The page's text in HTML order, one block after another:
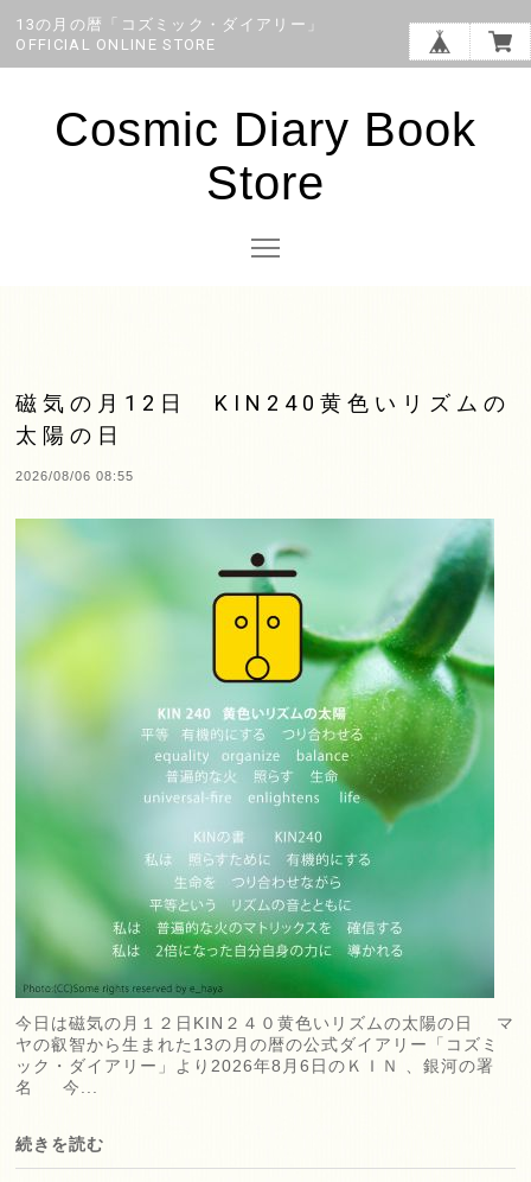
13の月の暦「コズミック・ダイアリー」
OFFICIAL ONLINE STORE
Cosmic Diary Book
Store
磁気の月12日 KIN240黄色いリズムの
太陽の日
2026/08/06 08:55
今日は磁気の月１２日KIN２４０黄色いリズムの太陽の日 マ
ヤの叡智から生まれた13の月の暦の公式ダイアリー「コズミ
ック・ダイアリー」より2026年8月6日のＫＩＮ 、銀河の署
名 今...
続きを読む